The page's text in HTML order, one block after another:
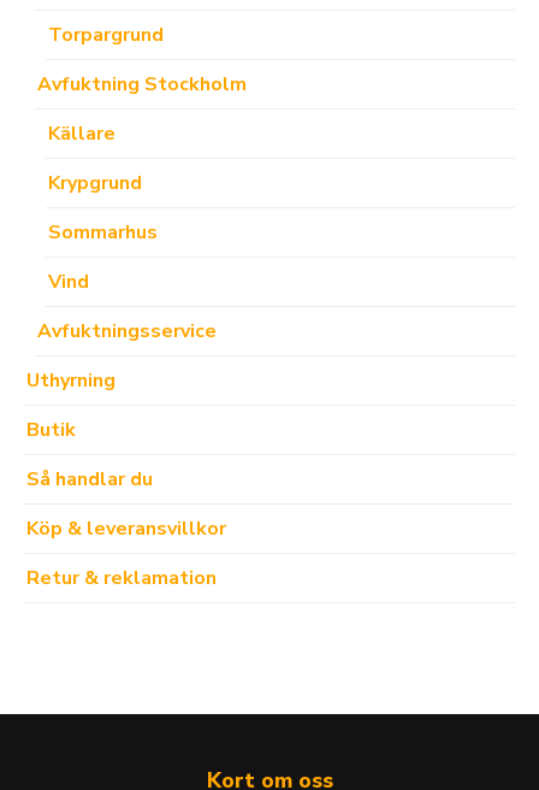
Torpargrund
Avfuktning Stockholm
Källare
Krypgrund
Sommarhus
Vind
Avfuktningsservice
Uthyrning
Butik
Så handlar du
Köp & leveransvillkor
Retur & reklamation
Kort om oss